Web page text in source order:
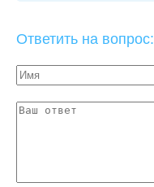
Ответить на вопрос: